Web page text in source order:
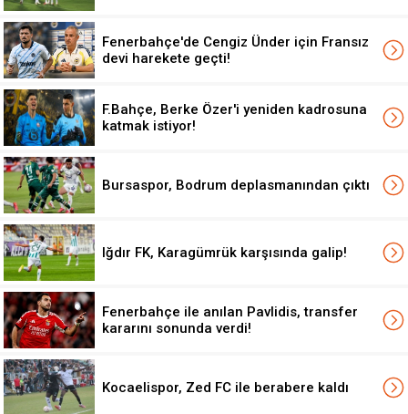
Fenerbahçe'de Cengiz Ünder için Fransız
devi harekete geçti!
F.Bahçe, Berke Özer'i yeniden kadrosuna
katmak istiyor!
Bursaspor, Bodrum deplasmanından çıktı
Iğdır FK, Karagümrük karşısında galip!
Fenerbahçe ile anılan Pavlidis, transfer
kararını sonunda verdi!
Kocaelispor, Zed FC ile berabere kaldı